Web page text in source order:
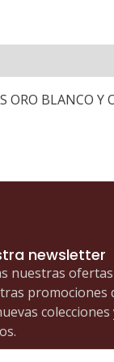
ORO BLANCO Y
newsletter
nuestras
promociones
colecciones